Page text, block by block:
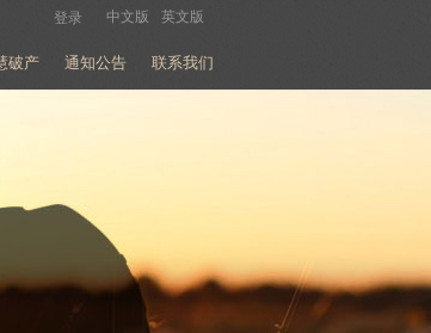
中文版 英文版
登录
破产 通知公告 联系我们